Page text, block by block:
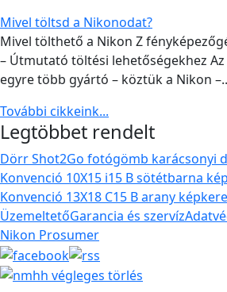
Mivel töltsd a Nikonodat?
Mivel tölthető a Nikon Z
– Útmutató töltési lehetőségekhez
egyre több gyártó – köztük a Nikon
További cikkeink...
Legtöbbet rendelt
Dörr Shot2Go fotógömb karácsonyi
Konvenció 10X15 i15 B sötétbarna
Konvenció 13X18 C15 B arany
ÜzemeltetőGarancia és szervíz
Nikon Prosumer